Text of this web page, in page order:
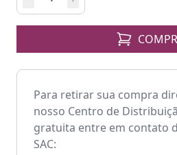
Para retirar sua compra
nosso Centro de
gratuita entre em contato
SAC: